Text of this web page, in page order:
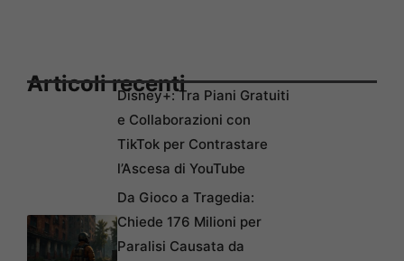
Articoli recentiDisney+: Tra Piani Gratuiti
e Collaborazioni con
TikTok per Contrastare
l’Ascesa di YouTube
Da Gioco a Tragedia:
Chiede 176 Milioni per
Paralisi Causata da